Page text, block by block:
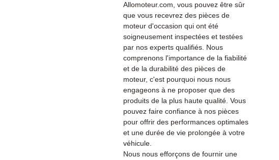
Allomoteur.com, vous pouvez être sûr
que vous recevrez des pièces de
moteur d'occasion qui ont été
soigneusement inspectées et testées
par nos experts qualifiés. Nous
comprenons l'importance de la fiabilité
et de la durabilité des pièces de
moteur, c'est pourquoi nous nous
engageons à ne proposer que des
produits de la plus haute qualité. Vous
pouvez faire confiance à nos pièces
pour offrir des performances optimales
et une durée de vie prolongée à votre
véhicule.
Nous nous efforçons de fournir une